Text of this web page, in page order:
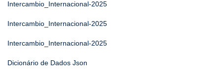
Intercambio_Internacional-2025
Intercambio_Internacional-2025
Intercambio_Internacional-2025
Dicionário de Dados Json